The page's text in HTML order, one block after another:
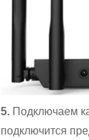
5. Подключаем
подключится